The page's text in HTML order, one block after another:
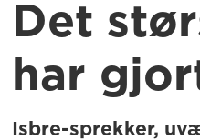
Det
har
Isbre-sprekker,